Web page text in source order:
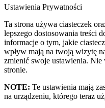
Ustawienia Prywatności
Ta strona używa ciasteczek
lepszego dostosowania treści
informacje o tym, jakie
wpływ mają na twoją wizytę
zmienić swoje ustawienia.
stronie.
NOTE: Te ustawienia mają
na urządzeniu, którego teraz